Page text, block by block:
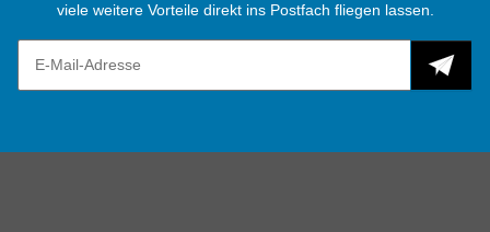
viele weitere Vorteile direkt ins Postfach fliegen lassen.